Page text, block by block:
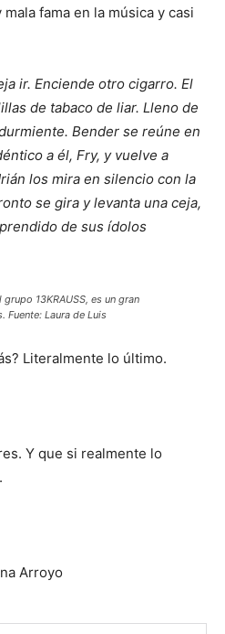
fama en la música y casi
ir. Enciende otro cigarro. El
de tabaco de liar. Lleno de
Bender se reúne en
a él, Fry, y vuelve a
los mira en silencio con la
se gira y levanta una ceja,
de sus ídolos
13KRAUSS, es un gran
Fuente: Laura de Luis
Literalmente lo último.
Y que si realmente lo
Arroyo